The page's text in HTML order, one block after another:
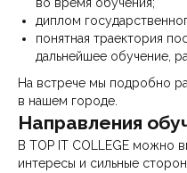
диплом
понятная траектория
дальнейшее обучение,
На встрече мы подробно
в нашем городе.
Направления
В TOP IT COLLEGE можно
интересы и сильные